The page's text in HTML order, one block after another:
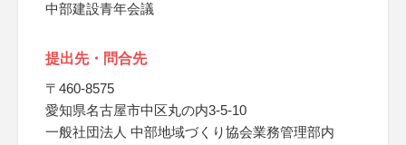
中部建設青年会議
提出先・問合先
〒460-8575
愛知県名古屋市中区丸の内3-5-10
一般社団法人 中部地域づくり協会業務管理部内